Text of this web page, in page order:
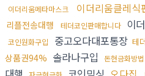
이더리움메타마스크 이더리움클레식
리플전송대행 테더코인판매합니다 이
코인원화구입 중고오다대포통장 테
상품권94% 솔라나구입 돈현금화방법